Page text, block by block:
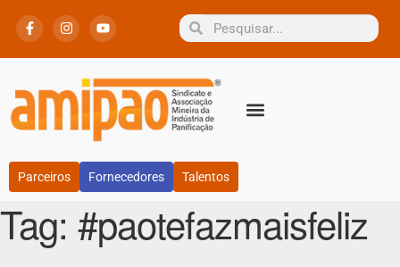
Parceiros Fornecedores Talentos
Tag: #paotefazmaisfeliz